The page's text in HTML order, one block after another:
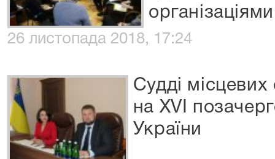
організаціями
26 листопада 2018, 17:24
Судді місцевих
на XVI
України